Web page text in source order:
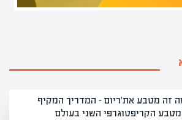
זה מטבע את'ריום – המדריך המקיף
הקריפטוגרפי השני בעולם